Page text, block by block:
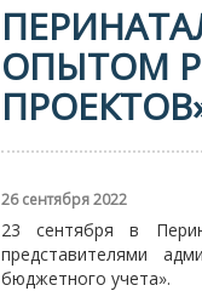
ОПЫТОМ
26 сентября 2022
23 сентября в
представителями
бюджетного учета».